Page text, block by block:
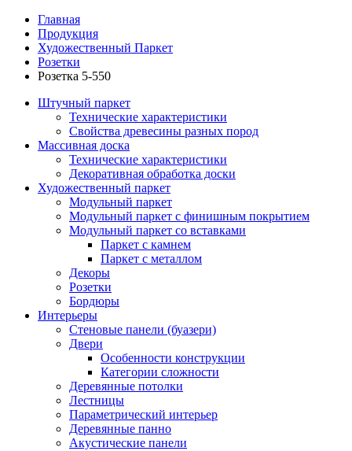
Главная
Продукция
Художественный Паркет
Розетки
Розетка 5-550
Штучный паркет
Технические характеристики
Свойства древесины разных пород
Массивная доска
Технические характеристики
Декоративная обработка доски
Художественный паркет
Модульный паркет
Модульный паркет с финишным покрытием
Модульный паркет со вставками
Паркет с камнем
Паркет с металлом
Декоры
Розетки
Бордюры
Интерьеры
Стеновые панели (буазери)
Двери
Особенности конструкции
Категории сложности
Деревянные потолки
Лестницы
Параметрический интерьер
Деревянные панно
Акустические панели